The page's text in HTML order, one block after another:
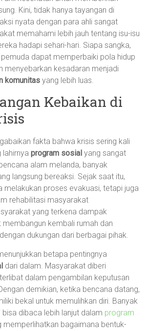
Kini, tidak hanya tayangan di
nyata dengan para ahli sangat
memahami lebih jauh tentang isu-isu
hadapi sehari-hari. Siapa sangka,
dapat memperbaiki pola hidup
menyebarkan kesadaran menjadi
komunitas yang lebih luas.
Kebaikan di
fakta bahwa krisis sering kali
lahirnyaprogram sosial yang sangat
alam melanda, banyak
langsung bereaksi. Sejak saat itu,
melakukan proses evakuasi, tetapi juga
rehabilitasi masyarakat
yang terkena dampak
membangun kembali rumah dan
dukungan dari berbagai pihak.
betapa pentingnya
dari dalam. Masyarakat diberi
dalam pengambilan keputusan
demikian, ketika bencana datang,
bekal untuk memulihkan diri. Banyak
dibaca lebih lanjut dalam program
memperlihatkan bagaimana bentuk-